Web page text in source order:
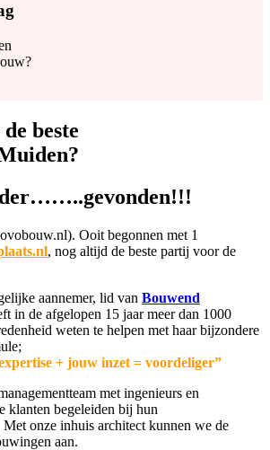
beste
Ooit begonnen met 1
, nog altijd de beste partij voor de
aannemer, lid van Bouwend
in de afgelopen 15 jaar meer dan 1000
weten te helpen met haar bijzondere
+ jouw inzet = voordeliger”
met ingenieurs en
klanten begeleiden bij hun
onze inhuis architect kunnen we de
aan.